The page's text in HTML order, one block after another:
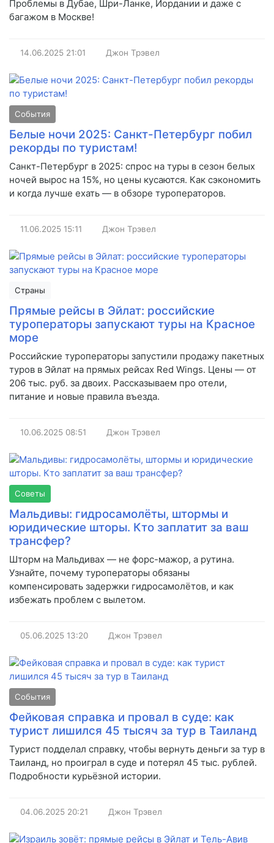
Проблемы в Дубае, Шри-Ланке, Иордании и даже с
багажом в Москве!
14.06.2025 21:01 Джон Трэвел
События
Белые ночи 2025: Санкт-Петербург побил
рекорды по туристам!
Санкт-Петербург в 2025: спрос на туры в сезон белых
ночей вырос на 15%, но цены кусаются. Как сэкономить
и когда лучше ехать — в обзоре туроператоров.
11.06.2025 15:11 Джон Трэвел
Страны
Прямые рейсы в Эйлат: российские
туроператоры запускают туры на Красное
море
Российские туроператоры запустили продажу пакетных
туров в Эйлат на прямых рейсах Red Wings. Цены — от
206 тыс. руб. за двоих. Рассказываем про отели,
питание и новые правила въезда.
10.06.2025 08:51 Джон Трэвел
Советы
Мальдивы: гидросамолёты, штормы и
юридические шторы. Кто заплатит за ваш
трансфер?
Шторм на Мальдивах — не форс-мажор, а рутина.
Узнайте, почему туроператоры обязаны
компенсировать задержки гидросамолётов, и как
избежать проблем с вылетом.
05.06.2025 13:20 Джон Трэвел
События
Фейковая справка и провал в суде: как
турист лишился 45 тысяч за тур в Таиланд
Турист подделал справку, чтобы вернуть деньги за тур в
Таиланд, но проиграл в суде и потерял 45 тыс. рублей.
Подробности курьёзной истории.
04.06.2025 20:21 Джон Трэвел